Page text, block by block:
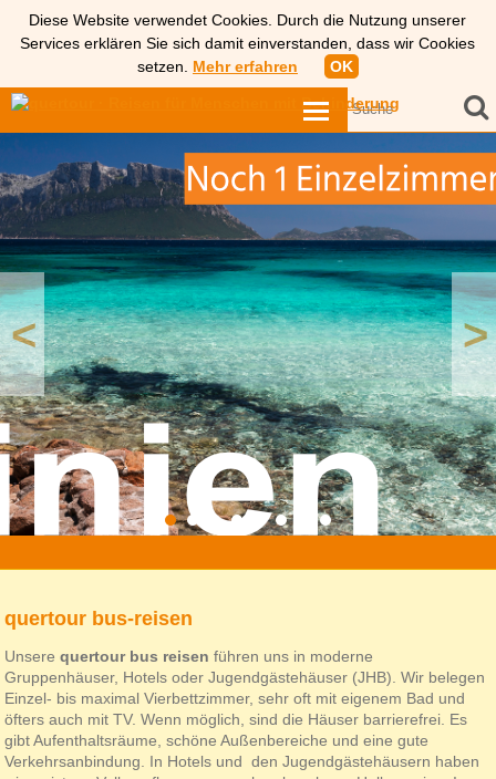
Diese Website verwendet Cookies. Durch die Nutzung unserer
Services erklären Sie sich damit einverstanden, dass wir Cookies
setzen. Mehr erfahren OK
< >
quertour bus-reisen
Unserequertour bus reisen führen uns in moderne
Gruppenhäuser, Hotels oder Jugendgästehäuser (JHB). Wir belegen
Einzel- bis maximal Vierbettzimmer, sehr oft mit eigenem Bad und
öfters auch mit TV. Wenn möglich, sind die Häuser barrierefrei. Es
gibt Aufenthaltsräume, schöne Außenbereiche und eine gute
Verkehrsanbindung. In Hotels und den Jugendgästehäusern haben